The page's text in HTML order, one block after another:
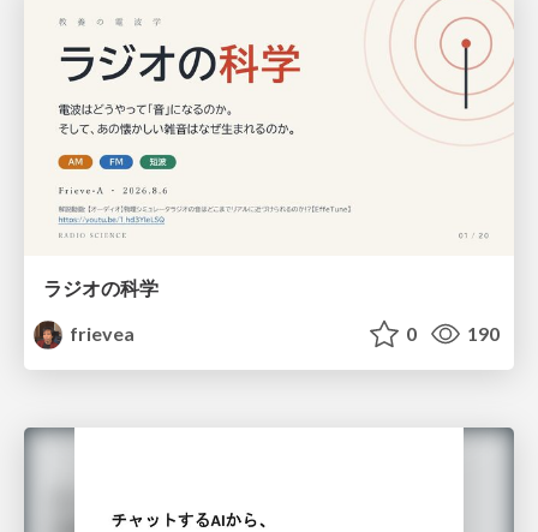
ラジオの科学
frievea
0 190